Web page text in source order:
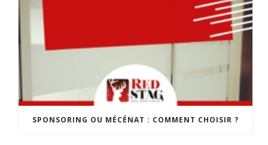
SPONSORING OU MÉCÉNAT : COMMENT CHOISIR ?